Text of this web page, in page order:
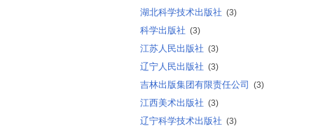
湖北科学技术出版社 (3)
科学出版社 (3)
江苏人民出版社 (3)
辽宁人民出版社 (3)
吉林出版集团有限责任公司 (3)
江西美术出版社 (3)
辽宁科学技术出版社 (3)